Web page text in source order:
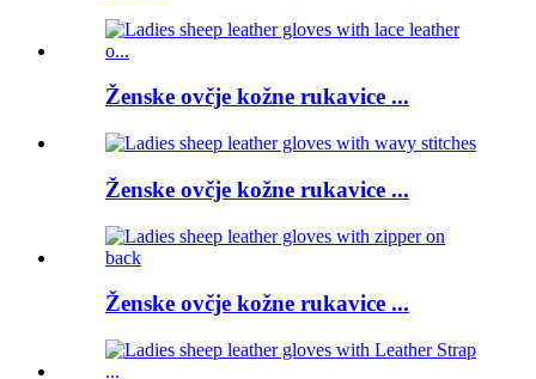
Ženske ovčje kožne rukavice ...
Ženske ovčje kožne rukavice ...
Ženske ovčje kožne rukavice ...